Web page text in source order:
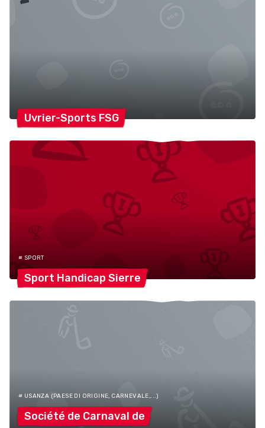
Uvrier-Sports FSG
# SPORT
Sport Handicap Sierre
# USANZA (PAESE DI ORIGINE, CARNEVALE,...)
Société de Carnaval de